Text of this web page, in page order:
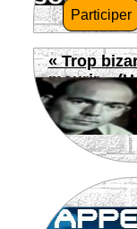
Participer
« Trop
mourir »